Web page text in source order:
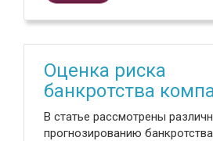
Оценка риска
банкротства
В статье рассмотрены
прогнозированию